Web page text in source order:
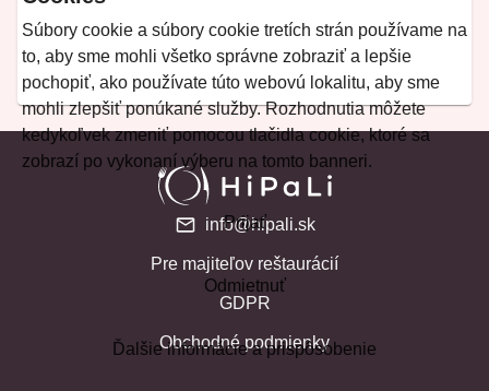
Súbory cookie a súbory cookie tretích strán používame na
to, aby sme mohli všetko správne zobraziť a lepšie
pochopiť, ako používate túto webovú lokalitu, aby sme
mohli zlepšiť ponúkané služby. Rozhodnutia môžete
kedykoľvek zmeniť pomocou tlačidla cookie, ktoré sa
zobrazí po vykonaní výberu na tomto banneri.
Prijať
Odmietnuť
Ďalšie informácie a prispôsobenie
info@hipali.sk
Pre majiteľov reštaurácií
GDPR
Obchodné podmienky